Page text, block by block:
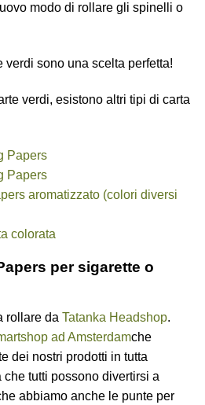
modo di rollare gli spinelli o
verdi sono una scelta perfetta!
verdi, esistono altri tipi di carta
Papers
Papers
aromatizzato (colori diversi
colorata
per sigarette o
rollare da Tatanka Headshop.
ad Amsterdamche
dei nostri prodotti in tutta
tutti possono divertirsi a
abbiamo anche le punte per